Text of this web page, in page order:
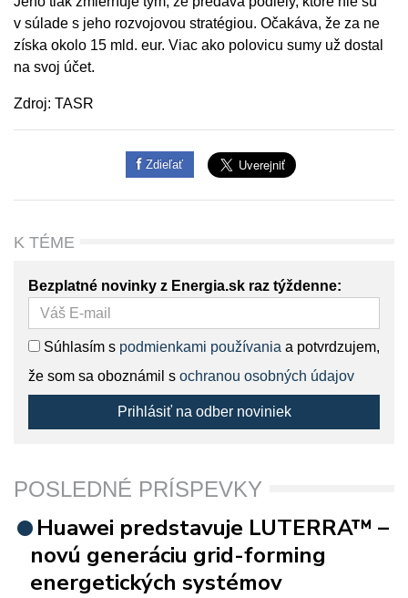
v súlade s jeho rozvojovou stratégiou. Očakáva, že za ne
získa okolo 15 mld. eur. Viac ako polovicu sumy už dostal
na svoj účet.
Zdroj: TASR
Zdieľať
K TÉME
Bezplatné novinky z Energia.sk raz týždenne:
Súhlasím s podmienkami používania a potvrdzujem,
že som sa oboznámil s ochranou osobných údajov
Prihlásiť na odber noviniek
POSLEDNÉ PRÍSPEVKY
Huawei predstavuje LUTERRA™ –
novú generáciu grid-forming
energetických systémov